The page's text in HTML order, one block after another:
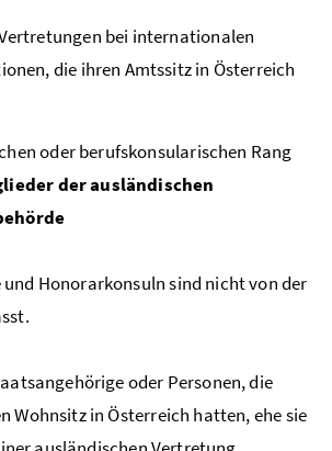
bei internationalen
die ihren Amtssitz in Österreich
oder berufskonsularischen Rang
der ausländischen
Honorarkonsuln sind nicht von der
oder Personen, die
Wohnsitz in Österreich hatten, ehe sie